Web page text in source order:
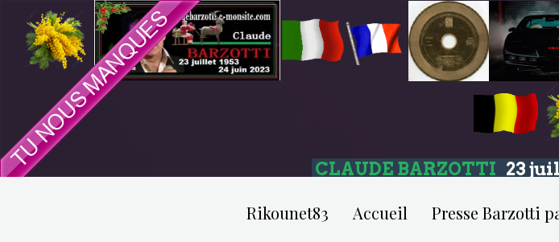
CLAUDE BARZOTTI 23
Rikounet83 Accueil Presse Barzotti